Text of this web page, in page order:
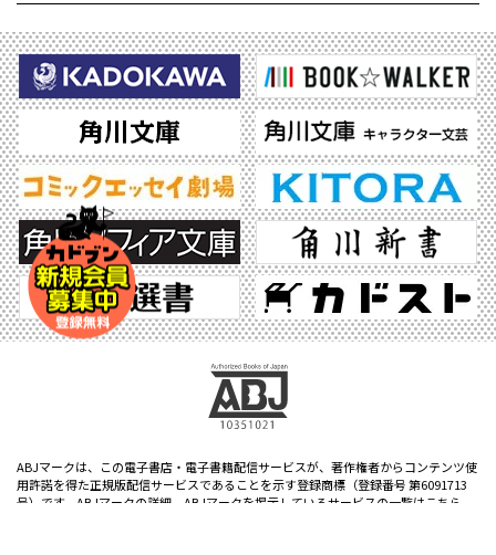
ABJマークは、この電子書店・電子書籍配信サービスが、著作権者からコンテンツ使
用許諾を得た正規版配信サービスであることを示す登録商標（登録番号 第6091713
号）です。ABJマークの詳細、ABJマークを掲示しているサービスの一覧はこちら。